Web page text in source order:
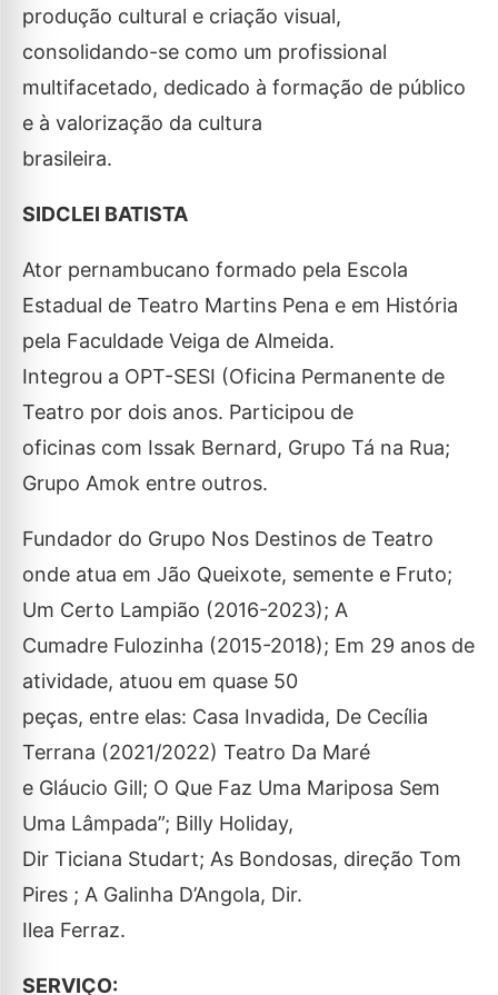
produção cultural e criação visual,
consolidando-se como um profissional
multifacetado, dedicado à formação de público
e à valorização da cultura
brasileira.
SIDCLEI BATISTA
Ator pernambucano formado pela Escola
Estadual de Teatro Martins Pena e em História
pela Faculdade Veiga de Almeida.
Integrou a OPT-SESI (Oficina Permanente de
Teatro por dois anos. Participou de
oficinas com Issak Bernard, Grupo Tá na Rua;
Grupo Amok entre outros.
Fundador do Grupo Nos Destinos de Teatro
onde atua em Jão Queixote, semente e Fruto;
Um Certo Lampião (2016-2023); A
Cumadre Fulozinha (2015-2018); Em 29 anos de
atividade, atuou em quase 50
peças, entre elas: Casa Invadida, De Cecília
Terrana (2021/2022) Teatro Da Maré
e Gláucio Gill; O Que Faz Uma Mariposa Sem
Uma Lâmpada”; Billy Holiday,
Dir Ticiana Studart; As Bondosas, direção Tom
Pires ; A Galinha D’Angola, Dir.
Ilea Ferraz.
SERVIÇO: